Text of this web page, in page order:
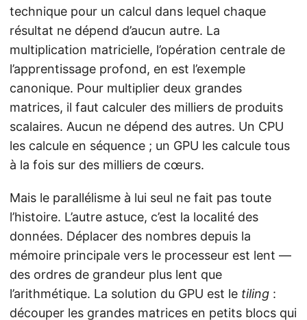
technique pour un calcul dans lequel chaque
résultat ne dépend d’aucun autre. La
multiplication matricielle, l’opération centrale de
l’apprentissage profond, en est l’exemple
canonique. Pour multiplier deux grandes
matrices, il faut calculer des milliers de produits
scalaires. Aucun ne dépend des autres. Un CPU
les calcule en séquence ; un GPU les calcule tous
à la fois sur des milliers de cœurs.
Mais le parallélisme à lui seul ne fait pas toute
l’histoire. L’autre astuce, c’est la localité des
données. Déplacer des nombres depuis la
mémoire principale vers le processeur est lent —
des ordres de grandeur plus lent que
l’arithmétique. La solution du GPU est le tiling :
découper les grandes matrices en petits blocs qui